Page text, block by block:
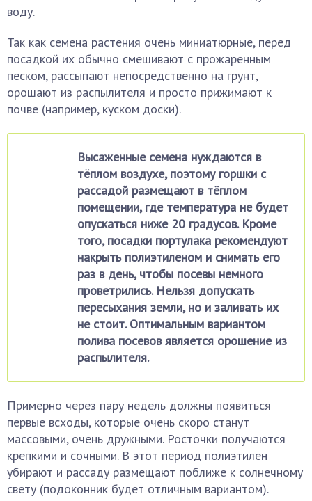
воду.
Так как семена растения очень миниатюрные, перед
посадкой их обычно смешивают с прожаренным
песком, рассыпают непосредственно на грунт,
орошают из распылителя и просто прижимают к
почве (например, куском доски).
Высаженные семена нуждаются в
тёплом воздухе, поэтому горшки с
рассадой размещают в тёплом
помещении, где температура не будет
опускаться ниже 20 градусов. Кроме
того, посадки портулака рекомендуют
накрыть полиэтиленом и снимать его
раз в день, чтобы посевы немного
проветрились. Нельзя допускать
пересыхания земли, но и заливать их
не стоит. Оптимальным вариантом
полива посевов является орошение из
распылителя.
Примерно через пару недель должны появиться
первые всходы, которые очень скоро станут
массовыми, очень дружными. Росточки получаются
крепкими и сочными. В этот период полиэтилен
убирают и рассаду размещают поближе к солнечному
свету (подоконник будет отличным вариантом).